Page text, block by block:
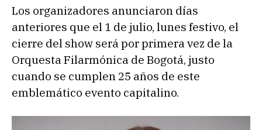
Los organizadores anunciaron días
anteriores que el 1 de julio, lunes festivo, el
cierre del show será por primera vez de la
Orquesta Filarmónica de Bogotá, justo
cuando se cumplen 25 años de este
emblemático evento capitalino.